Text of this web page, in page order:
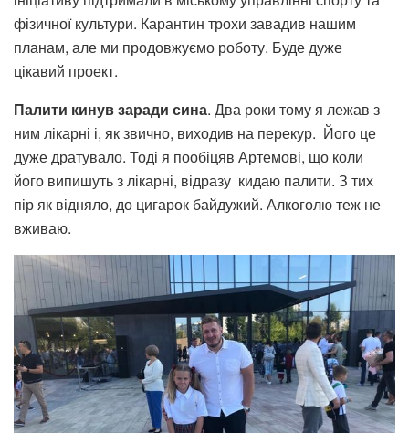
фізичної культури. Карантин трохи завадив нашим
планам, але ми продовжуємо роботу. Буде дуже
цікавий проект.
Палити кинув заради сина. Два роки тому я лежав з
ним лікарні і, як звично, виходив на перекур. Його це
дуже дратувало. Тоді я пообіцяв Артемові, що коли
його випишуть з лікарні, відразу кидаю палити. З тих
пір як відняло, до цигарок байдужий. Алкоголю теж не
вживаю.